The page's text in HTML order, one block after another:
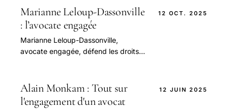
Marianne Leloup-Dassonville
: l’avocate engagée
Marianne Leloup-Dassonville,
avocate engagée, défend les droits
12 OCT. 2025
Alain Monkam : Tout sur
l'engagement d'un avocat
12 JUIN 2025